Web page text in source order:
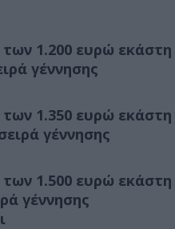
1.200 ευρώ εκάστη
γέννησης
1.350 ευρώ εκάστη
γέννησης
1.500 ευρώ εκάστη
γέννησης